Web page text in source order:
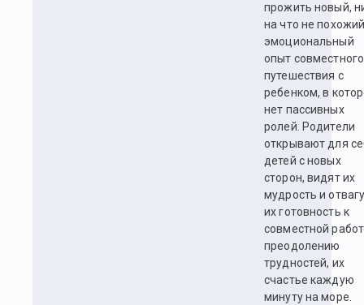
прожить новый,
на что не
эмоциональный
опыт совместного
путешествия с
ребенком, в
нет пассивных
ролей. Родители
открывают для
детей с новых
сторон, видят их
мудрость и
их готовность к
совместной
преодолению
трудностей, их
счастье каждую
минуту на море.